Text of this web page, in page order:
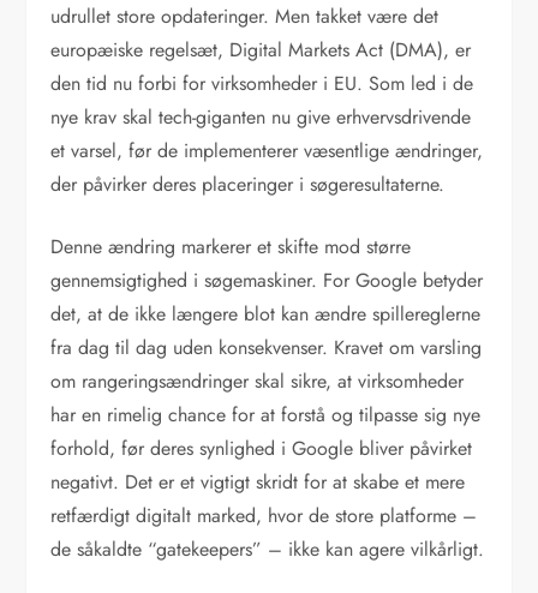
udrullet store opdateringer. Men takket være det
europæiske regelsæt, Digital Markets Act (DMA), er
den tid nu forbi for virksomheder i EU. Som led i de
nye krav skal tech-giganten nu give erhvervsdrivende
et varsel, før de implementerer væsentlige ændringer,
der påvirker deres placeringer i søgeresultaterne.
Denne ændring markerer et skifte mod større
gennemsigtighed i søgemaskiner. For Google betyder
det, at de ikke længere blot kan ændre spillereglerne
fra dag til dag uden konsekvenser. Kravet om varsling
om rangeringsændringer skal sikre, at virksomheder
har en rimelig chance for at forstå og tilpasse sig nye
forhold, før deres synlighed i Google bliver påvirket
negativt. Det er et vigtigt skridt for at skabe et mere
retfærdigt digitalt marked, hvor de store platforme –
de såkaldte “gatekeepers” – ikke kan agere vilkårligt.